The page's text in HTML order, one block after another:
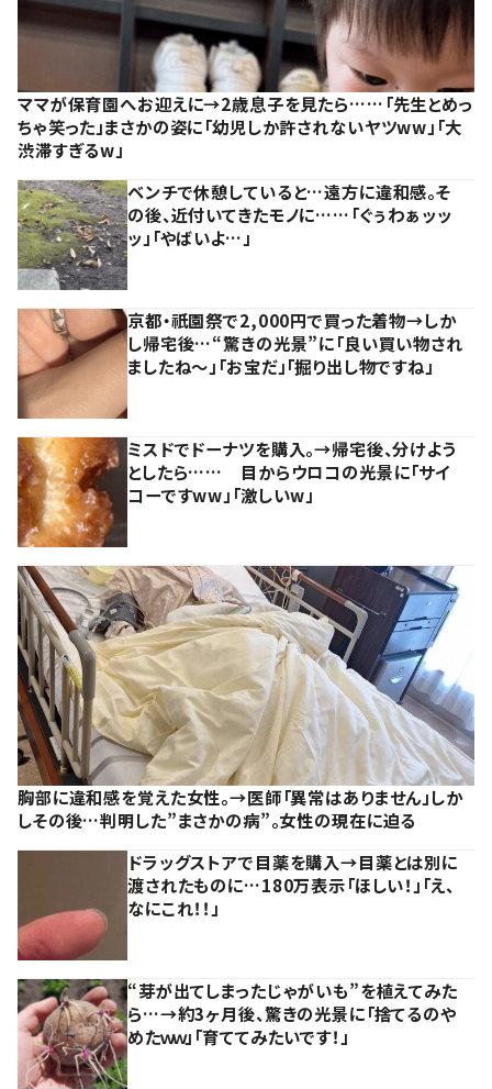
ママが保育園へお迎えに→2歳息子を見たら……「先生とめっ
ちゃ笑った」まさかの姿に「幼児しか許されないヤツww」「大
渋滞すぎるw」
ベンチで休憩していると…遠方に違和感。そ
の後、近付いてきたモノに……「ぐぅわぁッッ
ッ」「やばいよ…」
京都・祇園祭で2,000円で買った着物→しか
し帰宅後…“驚きの光景”に「良い買い物され
ましたね～」「お宝だ」「掘り出し物ですね」
ミスドでドーナツを購入。→帰宅後、分けよう
としたら…… 目からウロコの光景に「サイ
コーですww」「激しいw」
胸部に違和感を覚えた女性。→医師「異常はありません」しか
しその後…判明した”まさかの病”。女性の現在に迫る
ドラッグストアで目薬を購入→目薬とは別に
渡されたものに…180万表示「ほしい！」「え、
なにこれ！！」
“芽が出てしまったじゃがいも”を植えてみた
ら…→約3ヶ月後、驚きの光景に「捨てるのや
めたｗｗ」「育ててみたいです！」